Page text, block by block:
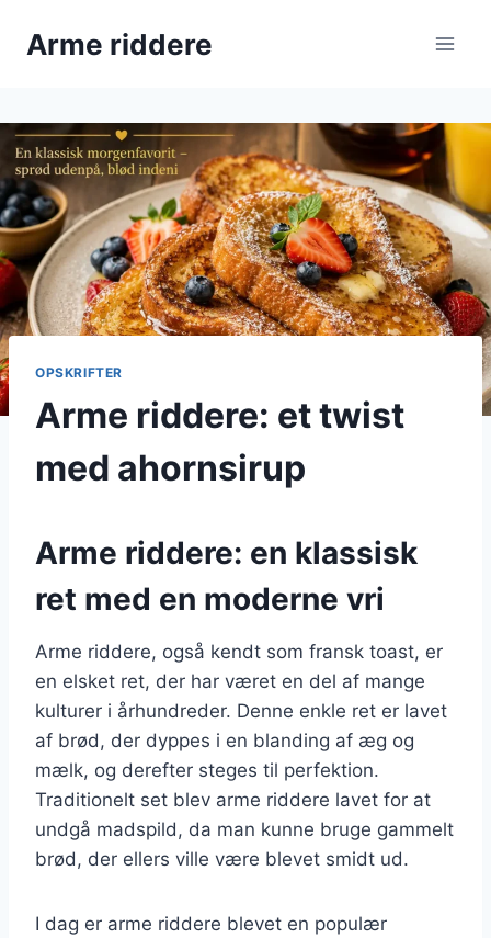
Arme riddere
OPSKRIFTER
Arme riddere: et twist
med ahornsirup
Arme riddere: en klassisk
ret med en moderne vri
Arme riddere, også kendt som fransk toast, er
en elsket ret, der har været en del af mange
kulturer i århundreder. Denne enkle ret er lavet
af brød, der dyppes i en blanding af æg og
mælk, og derefter steges til perfektion.
Traditionelt set blev arme riddere lavet for at
undgå madspild, da man kunne bruge gammelt
brød, der ellers ville være blevet smidt ud.
I dag er arme riddere blevet en populær